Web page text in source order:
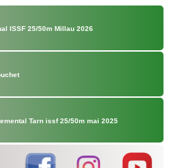
ISSF 25/50m Millau 2026
Tarn issf 25/50m mai 2025